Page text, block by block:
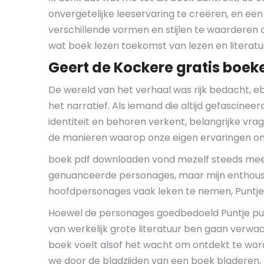
onvergetelijke leeservaring te creëren, en
verschillende vormen en stijlen te waarderen
wat boek lezen toekomst van lezen en
Geert de Kockere gratis
De wereld van het verhaal was rijk bedacht,
het narratief. Als iemand die altijd
identiteit en behoren verkent, belangrijke
de manieren waarop onze eigen ervaringen
boek pdf downloaden vond mezelf steeds
genuanceerde personages, maar mijn
hoofdpersonages vaak leken te nemen,
Hoewel de personages goedbedoeld Puntje
van werkelijk grote literatuur ben gaan
boek voelt alsof het wacht om ontdekt te
we door de bladzijden van een boek